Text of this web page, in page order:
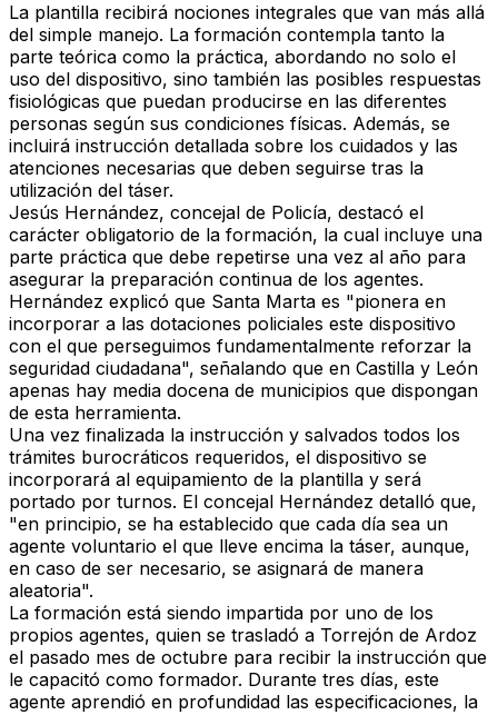
La plantilla recibirá nociones integrales que van más allá
del simple manejo. La formación contempla tanto la
parte teórica como la práctica, abordando no solo el
uso del dispositivo, sino también las posibles respuestas
fisiológicas que puedan producirse en las diferentes
personas según sus condiciones físicas. Además, se
incluirá instrucción detallada sobre los cuidados y las
atenciones necesarias que deben seguirse tras la
utilización del táser.
Jesús Hernández, concejal de Policía, destacó el
carácter obligatorio de la formación, la cual incluye una
parte práctica que debe repetirse una vez al año para
asegurar la preparación continua de los agentes.
Hernández explicó que Santa Marta es "pionera en
incorporar a las dotaciones policiales este dispositivo
con el que perseguimos fundamentalmente reforzar la
seguridad ciudadana", señalando que en Castilla y León
apenas hay media docena de municipios que dispongan
de esta herramienta.
Una vez finalizada la instrucción y salvados todos los
trámites burocráticos requeridos, el dispositivo se
incorporará al equipamiento de la plantilla y será
portado por turnos. El concejal Hernández detalló que,
"en principio, se ha establecido que cada día sea un
agente voluntario el que lleve encima la táser, aunque,
en caso de ser necesario, se asignará de manera
aleatoria".
La formación está siendo impartida por uno de los
propios agentes, quien se trasladó a Torrejón de Ardoz
el pasado mes de octubre para recibir la instrucción que
le capacitó como formador. Durante tres días, este
agente aprendió en profundidad las especificaciones, la